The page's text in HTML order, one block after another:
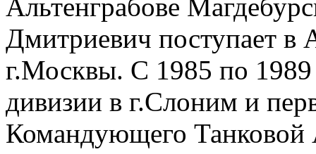
Альтенграбове
Дмитриевич поступает в
г.Москвы. С 1985 по
дивизии в г.Слоним и
Командующего Танковой